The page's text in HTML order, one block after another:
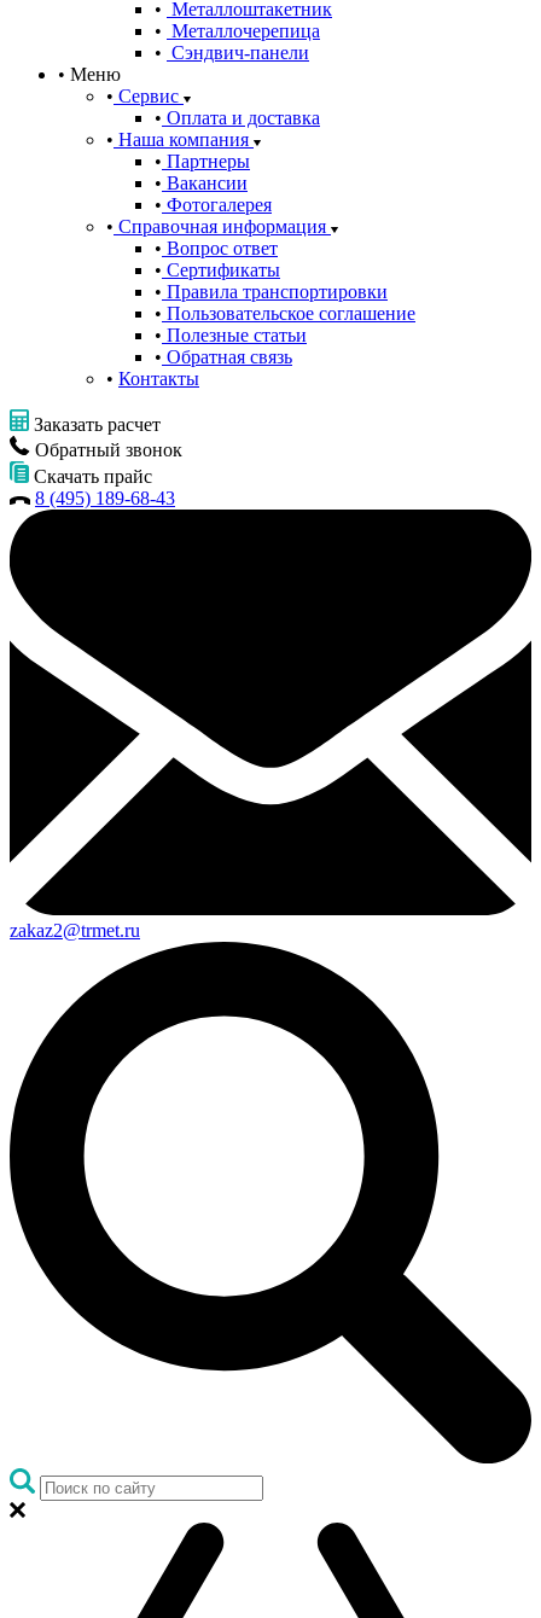
Металлоштакетник
Металлочерепица
Сэндвич-панели
Меню
Сервис
Оплата и доставка
Наша компания
Партнеры
Вакансии
Фотогалерея
Справочная информация
Вопрос ответ
Сертификаты
Правила транспортировки
Пользовательское соглашение
Полезные статьи
Обратная связь
Контакты
Заказать расчет
Обратный звонок
Скачать прайс
8 (495) 189-68-43
zakaz2@trmet.ru